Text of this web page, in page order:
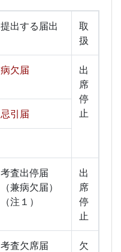
提出する届出
取
扱
病欠届
出
席
停
止
忌引届
考査出停届
（兼病欠届）
（注１）
出
席
停
止
考査欠席届
欠